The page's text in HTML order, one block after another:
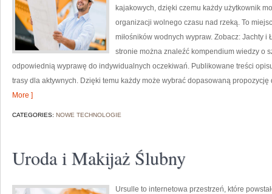
kajakowych, dzięki czemu każdy użytkownik
organizacji wolnego czasu nad rzeką. To
miłośników wodnych wypraw. Zobacz: Jachty
stronie można znaleźć kompendium wiedzy o
odpowiednią wyprawę do indywidualnych oczekiwań. Publikowane treści
trasy dla aktywnych. Dzięki temu każdy może wybrać dopasowaną
More ]
CATEGORIES: NOWE TECHNOLOGIE
Uroda i Makijaż Ślubny
Ursulle to internetowa przestrzeń, które